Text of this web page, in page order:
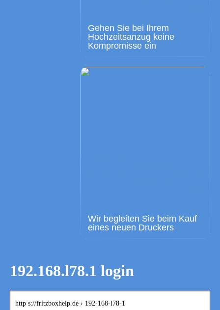
Gehen Sie bei Ihrem
Hochzeitsanzug keine
Kompromisse ein
Wir begleiten Sie beim Kauf
eines neuen Druckers
192.168.l78.1 login
http s://fritzboxhelp.de › 192-168-l78-1